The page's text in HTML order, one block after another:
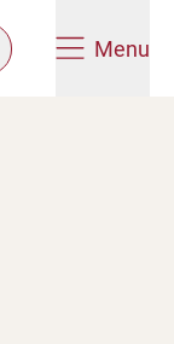
Menu